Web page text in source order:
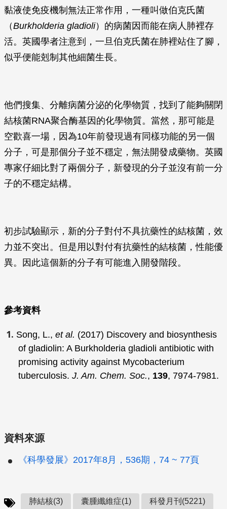
黏液使免疫機制無法正常作用，一種叫做伯克氏菌
（Burkholderia gladioli）的病菌因而能在病人肺裡存
活。英國學者注意到，一旦伯克氏菌在肺裡站住了腳，
似乎便能剋制其他細菌生長。
他們搜集、分離病菌分泌的化學物質，找到了能夠關閉
結核菌RNA聚合酶基因的化學物質。當然，那可能是
空歡喜一場，因為10年前發現過有同樣功能的另一個
分子，可是那個分子並不穩定，無法開發成藥物。英國
專家仔細比對了兩個分子，新發現的分子並沒有前一分
子的不穩定結構。
初步試驗顯示，新的分子對付不具抗藥性的結核菌，效
力並不突出。但是用以對付有抗藥性的結核菌，性能優
異。因此這個新的分子有可能進入開發階段。
參考資料
Song, L., et al. (2017) Discovery and biosynthesis
of gladiolin: A Burkholderia gladioli antibiotic with
promising activity against Mycobacterium
tuberculosis. J. Am. Chem. Soc., 139, 7974-7981.
資料來源
《科學發展》2017年8月，536期，74 ~ 77頁
肺結核(3) 囊腫纖維症(1) 科發月刊(5221)